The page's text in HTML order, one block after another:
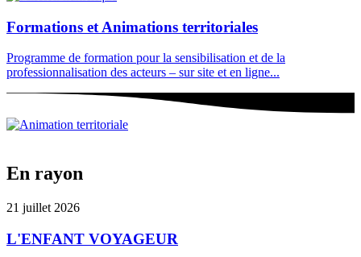
Formations et Animations territoriales
Programme de formation pour la sensibilisation et de la
professionnalisation des acteurs – sur site et en ligne...
En rayon
21 juillet 2026
L'ENFANT VOYAGEUR